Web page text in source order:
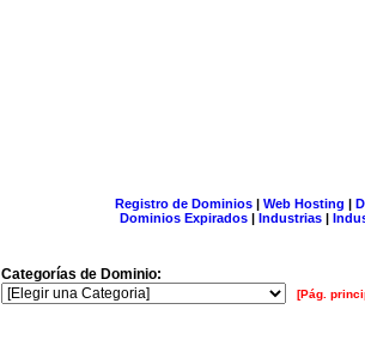
Registro de Dominios| Web Hosting |
Dominios Expirados | Industrias |
Categorías de Dominio:
[Pág.